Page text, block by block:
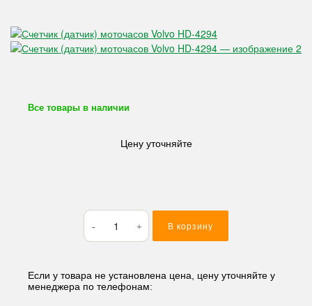
Все товары в наличии
Цену уточняйте
Количество
товара
Счетчик
моточасов
Volvo
В корзину
Если у товара не установлена цена, цену уточняйте у
менеджера по телефонам: